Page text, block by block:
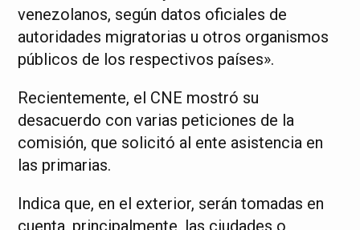
venezolanos, según datos oficiales de
autoridades migratorias u otros organismos
públicos de los respectivos países».
Recientemente, el CNE mostró su
desacuerdo con varias peticiones de la
comisión, que solicitó al ente asistencia en
las primarias.
Indica que, en el exterior, serán tomadas en
cuenta, principalmente, las ciudades o